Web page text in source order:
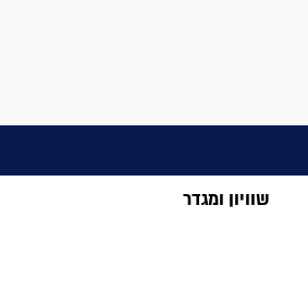
שוויון ומגדר